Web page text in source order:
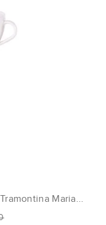
Maria...